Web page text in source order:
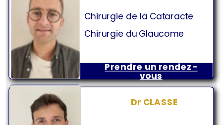
Chirurgie de la Cataracte
Chirurgie du Glaucome
Dr CLASSE
Prendre un rendez-
vous